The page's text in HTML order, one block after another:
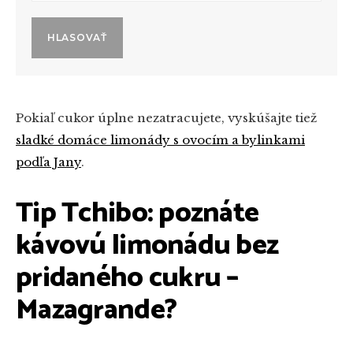
HLASOVAŤ
Pokiaľ cukor úplne nezatracujete, vyskúšajte tiež
sladké domáce limonády s ovocím a bylinkami
podľa Jany.
Tip Tchibo: poznáte
kávovú limonádu bez
pridaného cukru –
Mazagrande?